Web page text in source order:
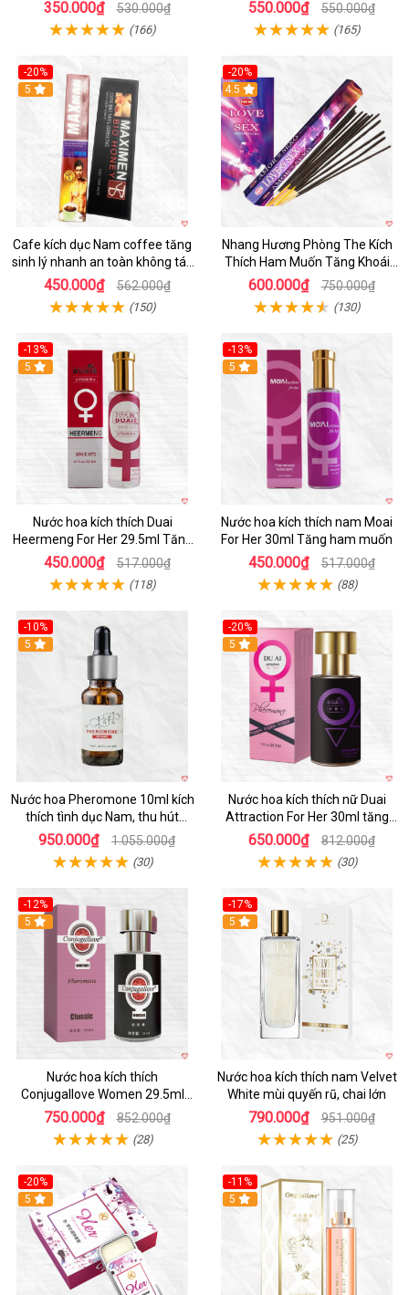
350.000₫ 530.000₫
(166)
550.000₫ 550.000₫
(165)
-20%
5
Cafe kích dục Nam coffee tăng
sinh lý nhanh an toàn không tác
dụng phụ
450.000₫ 562.000₫
(150)
-20%
4.5
Nhang Hương Phòng The Kích
Thích Ham Muốn Tăng Khoái
Cảm
600.000₫ 750.000₫
(130)
-13%
Hot
5
Nước hoa kích thích Duai
Heermeng For Her 29.5ml Tăng
hưng phấn
450.000₫ 517.000₫
(118)
-13%
Hot
5
Nước hoa kích thích nam Moai
For Her 30ml Tăng ham muốn
450.000₫ 517.000₫
(88)
-10%
5
Nước hoa Pheromone 10ml kích
thích tình dục Nam, thu hút
mạnh
950.000₫ 1.055.000₫
(30)
-20%
5
Nước hoa kích thích nữ Duai
Attraction For Her 30ml tăng
ham muốn nữ
650.000₫ 812.000₫
(30)
-12%
5
Nước hoa kích thích
Conjugallove Women 29.5ml
tăng ham muốn quyến rũ mãnh
liệt
750.000₫ 852.000₫
(28)
-17%
5
Nước hoa kích thích nam Velvet
White mùi quyến rũ, chai lớn
790.000₫ 951.000₫
(25)
-20%
5
-11%
5